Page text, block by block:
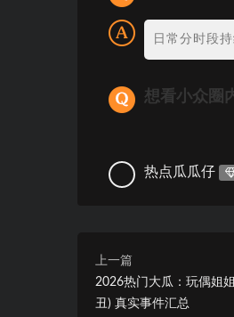
日常分时段
想看小众圈
热点瓜瓜仔
上一篇
2026热门大瓜：玩偶姐
丑) 真实事件汇总